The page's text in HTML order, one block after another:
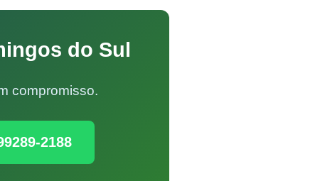
do Sul
compromisso.
2188